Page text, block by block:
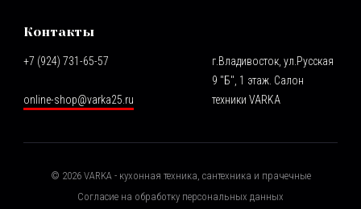
Контакты
+7 (924) 731-65-57
online-shop@varka25.ru
г.Владивосток, ул.Русская
9 "Б", 1 этаж. Салон
техники VARKA
© 2026VARKA - кухонная техника, сантехника и прачечные
Согласие на обработку персональных данных